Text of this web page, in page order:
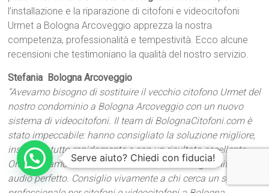
l’installazione e la riparazione di citofoni e videocitofoni
Urmet a Bologna Arcoveggio apprezza la nostra
competenza, professionalità e tempestività. Ecco alcune
recensioni che testimoniano la qualità del nostro servizio.
Stefania  Bologna Arcoveggio
“Avevamo bisogno di sostituire il vecchio citofono Urmet del
nostro condominio a Bologna Arcoveggio con un nuovo
sistema di videocitofoni. Il team di BolognaCitofoni.com è
stato impeccabile: hanno consigliato la soluzione migliore,
installato tutto rapidamente e con un risultato eccellente.
Ora possiamo controllare chi entra con immagini nitide e
audio perfetto. Consiglio vivamente a chi cerca un servizio
Serve aiuto? Chiedi con fiducia!